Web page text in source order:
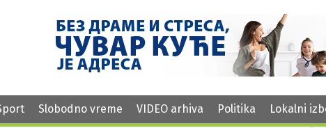
Slobodno vreme VIDEO arhiva Politika Lokalni